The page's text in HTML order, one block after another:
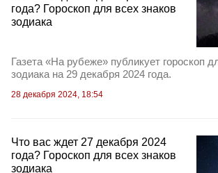
года? Гороскоп для всех знаков
зодиака
Газета «На рубеже» публикует гороскоп
зодиака на 29 декабря 2024 года.
28 декабря 2024, 18:54
Что вас ждет 27 декабря 2024
года? Гороскоп для всех знаков
зодиака